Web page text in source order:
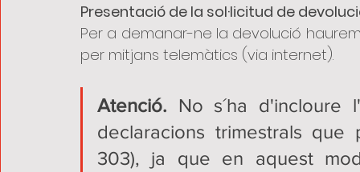
Presentació de la sol·licitud de
Per a demanar-ne la devolució
per mitjans telemàtics (via internet).
Atenció. No s´ha d'incloure
declaracions trimestrals que
303), ja que en aquest